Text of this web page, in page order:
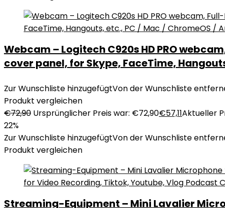
Webcam – Logitech C920s HD PRO
cover panel, for Skype, FaceTime,
Zur Wunschliste hinzugefügtVon der Wunschliste
Produkt vergleichen
€72,90 Ursprünglicher Preis war: €72,90€57,11Aktueller
22%
Zur Wunschliste hinzugefügtVon der Wunschliste
Produkt vergleichen
Streaming-Equipment – Mini Lavalier